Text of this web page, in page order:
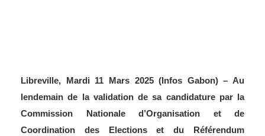
Libreville, Mardi 11 Mars 2025 (Infos Gabon) – Au
lendemain de la validation de sa candidature par la
Commission Nationale d’Organisation et de
Coordination des Elections et du Référendum